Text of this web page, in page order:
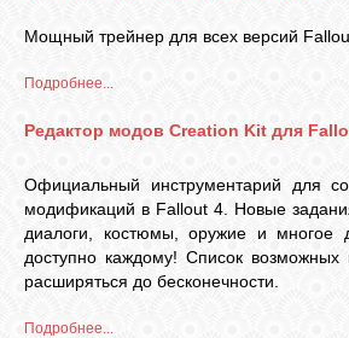
Мощный трейнер для всех версий
Подробнее...
Редактор модов Creation Kit для
Официальный инструментарий для
модификаций в Fallout 4. Новые
диалоги, костюмы, оружие и многое
доступно каждому! Список
расширяться до бесконечности.
Подробнее...